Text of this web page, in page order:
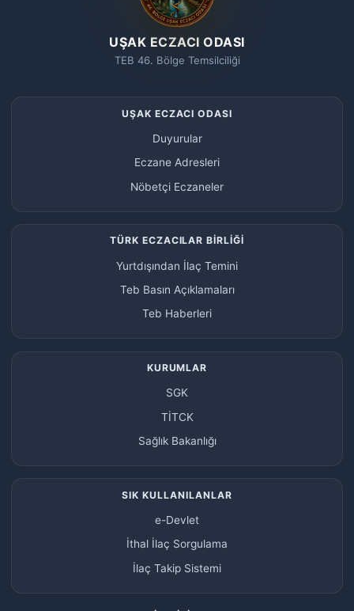
UŞAK ECZACI ODASI
TEB 46. Bölge Temsilciliği
UŞAK ECZACI ODASI
Duyurular
Eczane Adresleri
Nöbetçi Eczaneler
TÜRK ECZACILAR BİRLİĞİ
Yurtdışından İlaç Temini
Teb Basın Açıklamaları
Teb Haberleri
KURUMLAR
SGK
TİTCK
Sağlık Bakanlığı
SIK KULLANILANLAR
e-Devlet
İthal İlaç Sorgulama
İlaç Takip Sistemi